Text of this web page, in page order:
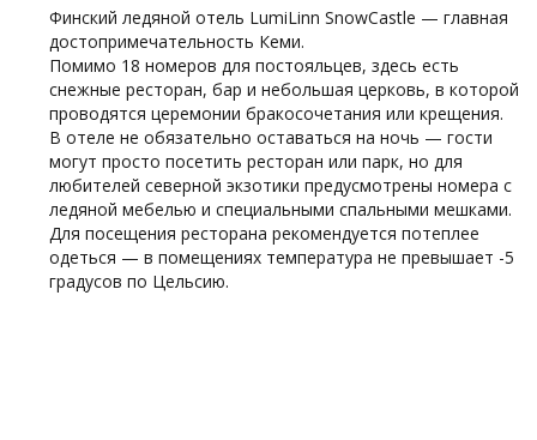
Финский ледяной отель LumiLinn SnowCastle — главная
достопримечательность Кеми.
Помимо 18 номеров для постояльцев, здесь есть
снежные ресторан, бар и небольшая церковь, в которой
проводятся церемонии бракосочетания или крещения.
В отеле не обязательно оставаться на ночь — гости
могут просто посетить ресторан или парк, но для
любителей северной экзотики предусмотрены номера с
ледяной мебелью и специальными спальными мешками.
Для посещения ресторана рекомендуется потеплее
одеться — в помещениях температура не превышает -5
градусов по Цельсию.